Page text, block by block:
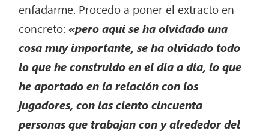
enfadarme. Procedo a poner el extracto en
concreto:«pero aquí se ha olvidado una
cosa muy importante, se ha olvidado todo
lo que he construido en el día a día, lo que
he aportado en la relación con los
jugadores, con las ciento cincuenta
personas que trabajan con y alrededor del